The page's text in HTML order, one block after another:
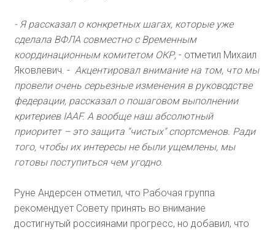
- Я рассказал о конкретных шагах, которые уже
сделала ВФЛА совместно с Временным
координационным комитетом ОКР, - отметил Михаил
Яковлевич. - Акцентировал внимание на том, что мы
провели очень серьезные изменения в руководстве
федерации, рассказал о пошаговом выполнении
критериев IAAF. А вообще наш абсолютный
приоритет – это защита "чистых" спортсменов. Ради
того, чтобы их интересы не были ущемлены, мы
готовы поступиться чем угодно.
Руне Андерсен отметил, что Рабочая группа
рекомендует Совету принять во внимание
достигнутый россиянами прогресс, но добавил, что